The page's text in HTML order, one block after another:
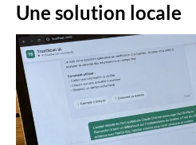
Une solution locale